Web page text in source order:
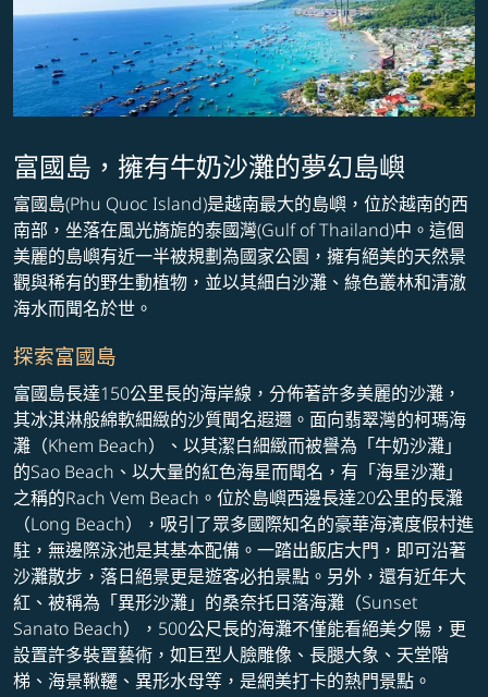
富國島，擁有牛奶沙灘的夢幻島嶼
富國島(Phu Quoc Island)是越南最大的島嶼，位於越南的西
南部，坐落在風光旖旎的泰國灣(Gulf of Thailand)中。這個
美麗的島嶼有近一半被規劃為國家公園，擁有絕美的天然景
觀與稀有的野生動植物，並以其細白沙灘、綠色叢林和清澈
海水而聞名於世。
探索富國島
富國島長達150公里長的海岸線，分佈著許多美麗的沙灘，
其冰淇淋般綿軟細緻的沙質聞名遐邇。面向翡翠灣的柯瑪海
灘（Khem Beach）、以其潔白細緻而被譽為「牛奶沙灘」
的Sao Beach、以大量的紅色海星而聞名，有「海星沙灘」
之稱的Rach Vem Beach。位於島嶼西邊長達20公里的長灘
（Long Beach），吸引了眾多國際知名的豪華海濱度假村進
駐，無邊際泳池是其基本配備。一踏出飯店大門，即可沿著
沙灘散步，落日絕景更是遊客必拍景點。另外，還有近年大
紅、被稱為「異形沙灘」的桑奈托日落海灘（Sunset
Sanato Beach），500公尺長的海灘不僅能看絕美夕陽，更
設置許多裝置藝術，如巨型人臉雕像、長腿大象、天堂階
梯、海景鞦韆、異形水母等，是網美打卡的熱門景點。